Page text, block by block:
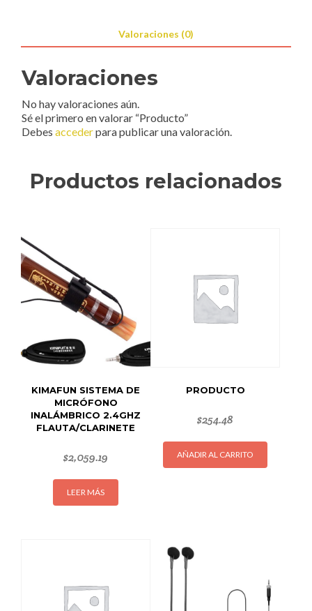
Valoraciones (0)
Valoraciones
No hay valoraciones aún.
Sé el primero en valorar “Producto”
Debes accederpara publicar una valoración.
Productos relacionados
KIMAFUN SISTEMA DE
MICRÓFONO
INALÁMBRICO 2.4GHZ
FLAUTA/CLARINETE
$2,059.19
LEER MÁS
PRODUCTO
$254.48
AÑADIR AL CARRITO